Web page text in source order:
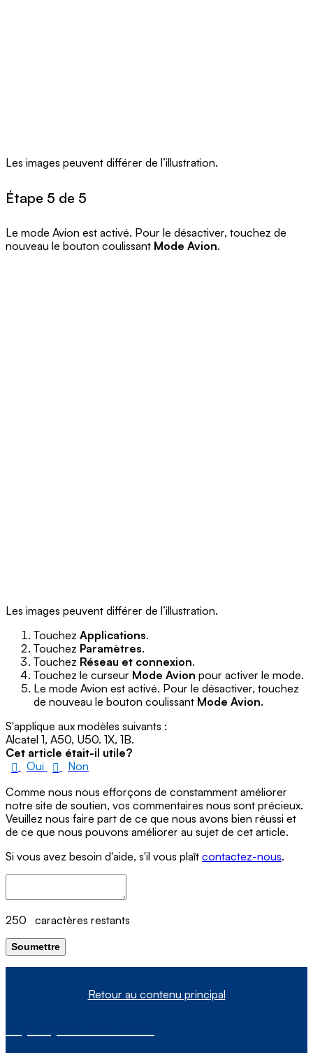
Les images peuvent différer de l’illustration.
Étape 5 de 5
Le mode Avion est activé. Pour le désactiver, touchez de
nouveau le bouton coulissant Mode Avion.
Les images peuvent différer de l’illustration.
Touchez Applications.
Touchez Paramètres.
Touchez Réseau et connexion.
Touchez le curseur Mode Avion pour activer le mode.
Le mode Avion est activé. Pour le désactiver, touchez
de nouveau le bouton coulissant Mode Avion.
S'applique aux modèles suivants :
Alcatel 1, A50, U50. 1X, 1B.
Cet article était-il utile?
Oui
Non
Comme nous nous efforçons de constamment améliorer
notre site de soutien, vos commentaires nous sont précieux.
Veuillez nous faire part de ce que nous avons bien réussi et
de ce que nous pouvons améliorer au sujet de cet article.
Si vous avez besoin d'aide, s'il vous plaît contactez-nous.
250 caractères restants
Soumettre
Retour au contenu principal